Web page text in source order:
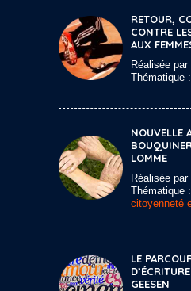
RETOUR,
CONTRE
AUX
Réalisée par
Thématique :
NOUVELLE
LOMME
Réalisée par
Thématique :
citoyenneté
LE
GEESEN